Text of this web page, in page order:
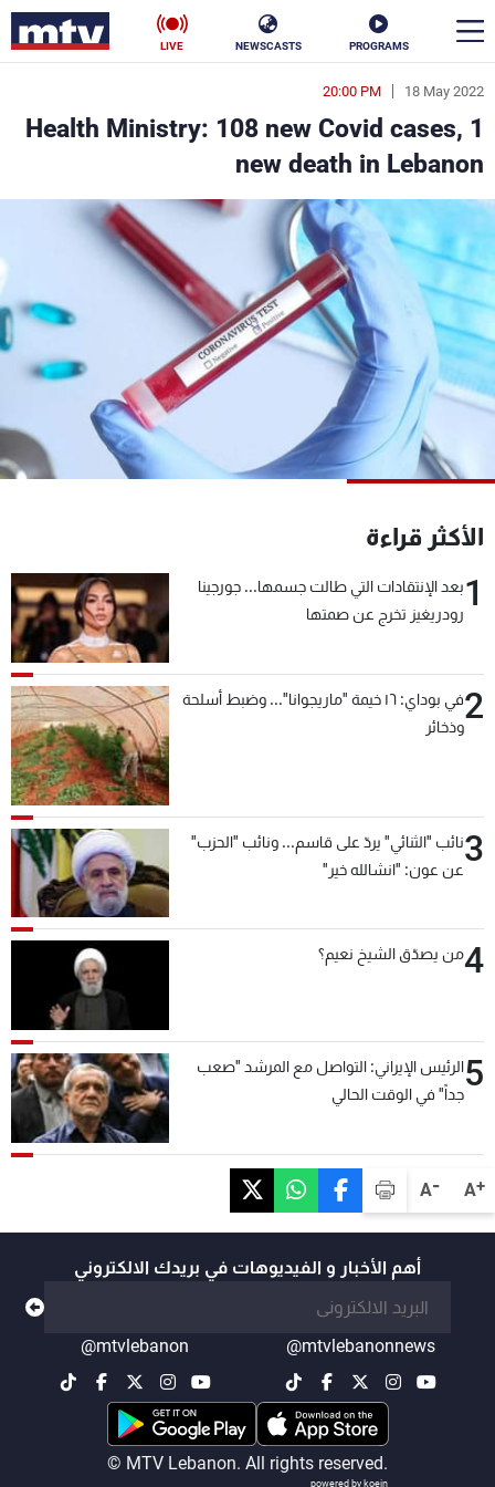
PROGRAMS
NEWSCASTS
LIVE
A+
A-
18 May 2022
20:00 PM
Health Ministry: 108 new Covid cases, 1
new death in Lebanon
الأكثر قراءة
1بعد الإنتقادات التي طالت جسمها... جورجينا
رودريغيز تخرج عن صمتها
2
في بوداي: ١٦ خيمة "ماريجوانا"... وضبط أسلحة
وذخائر
3نائب "الثنائي" يردّ على قاسم... ونائب "الحزب"
عن عون: "انشالله خير"
4من يصدّق الشيخ نعيم؟
5الرئيس الإيراني: التواصل مع المرشد "صعب
جداً" في الوقت الحالي
أهم الأخبار و الفيديوهات في بريدك الالكتروني
@mtvlebanonnews
@mtvlebanon
© MTV Lebanon. All rights reserved.
powered by koein
en
الأخبار
سياسة ناس
إقتصاد
منوعات رياضة
كأس العالم
البرامج
جدول البرامج
شاهد البرامج
الترددات
عن MTV
شروط الإسـتخدام
سياسة الخصوصية